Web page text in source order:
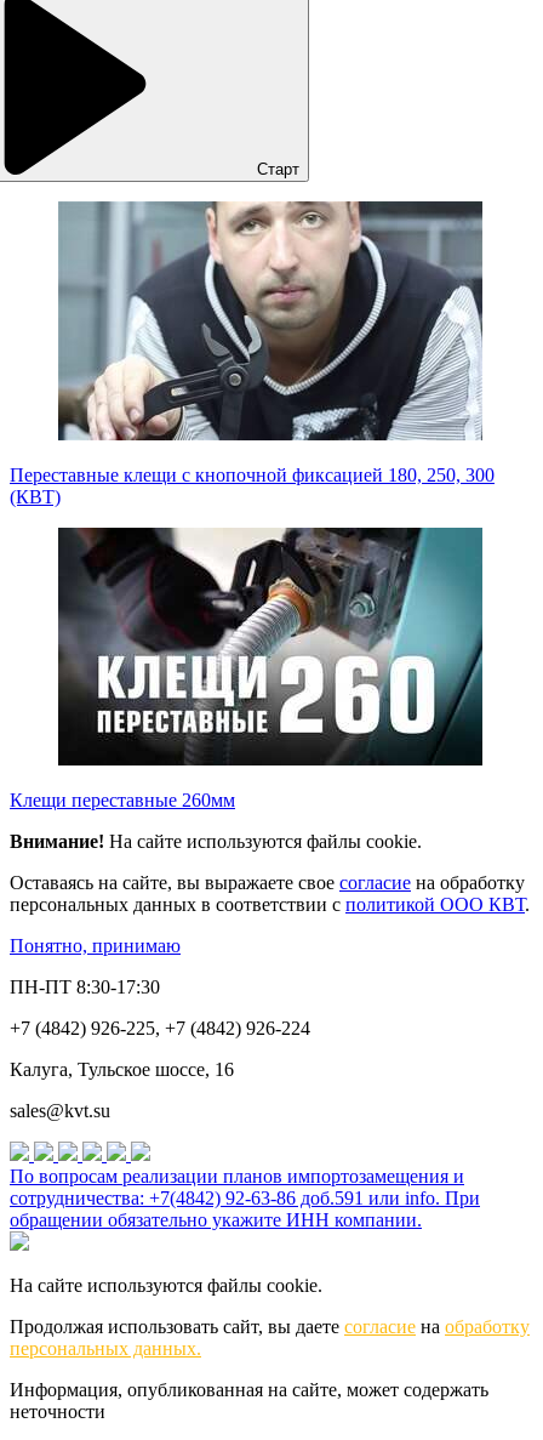
Старт
Переставные клещи с кнопочной фиксацией 180, 250, 300
(КВТ)
Клещи переставные 260мм
Внимание! На сайте используются файлы cookie.
Оставаясь на сайте, вы выражаете свое согласие на обработку
персональных данных в соответствии с политикой ООО КВТ.
Понятно, принимаю
ПН-ПТ 8:30-17:30
+7 (4842) 926-225, +7 (4842) 926-224
Калуга, Тульское шоссе, 16
sales@kvt.su
По вопросам реализации планов импортозамещения и
сотрудничества: +7(4842) 92-63-86 доб.591 или info. При
обращении обязательно укажите ИНН компании.
На сайте используются файлы cookie.
Продолжая использовать сайт, вы даете согласие на обработку
персональных данных.
Информация, опубликованная на сайте, может содержать
неточности